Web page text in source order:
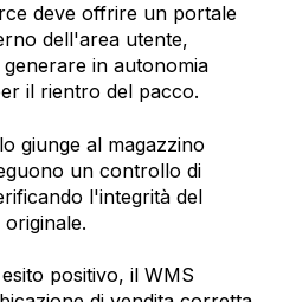
deve offrire un portale
dell'area utente,
in autonomia
il rientro del pacco.
giunge al magazzino
un controllo di
l'integrità del
positivo, il WMS